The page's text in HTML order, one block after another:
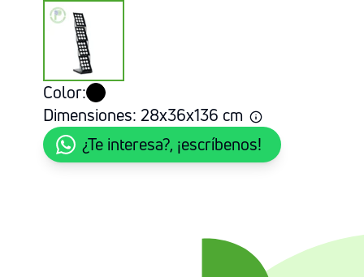
Color:
Dimensiones: 28x36x136 cm
¿Te interesa?, ¡escríbenos!